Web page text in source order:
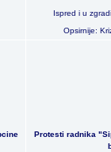
Ispred i u
Opsirnije:
Protesti radnika